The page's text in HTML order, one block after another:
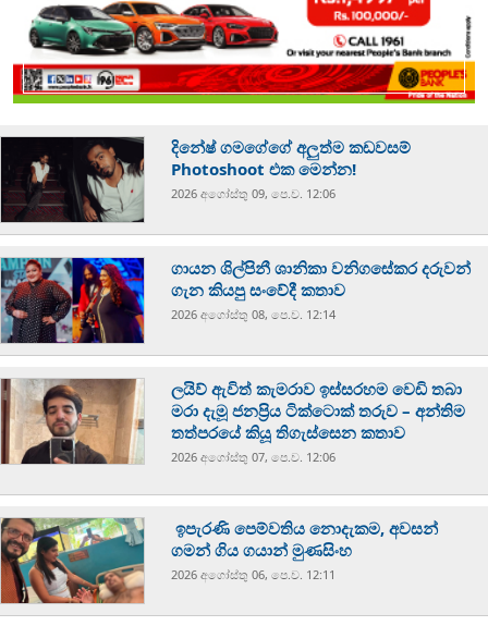
දිනේෂ් ගමගේගේ අලුත්ම කඩවසම්
Photoshoot එක මෙන්න!
2026 අගෝස්‍තු 09, පෙ.ව. 12:06
ගායන ශිල්පිනී ශානිකා වනිගසේකර දරුවන්
ගැන කියපු සංවේදී කතාව
2026 අගෝස්‍තු 08, පෙ.ව. 12:14
ලයිව් ඇවිත් කැමරාව ඉස්සරහම වෙඩි තබා
මරා දැමූ ජනප්‍රිය ටික්ටොක් තරුව – අන්තිම
තත්පරයේ කියූ තිගැස්සෙන කතාව
2026 අගෝස්‍තු 07, පෙ.ව. 12:06
ඉපැරණි පෙම්වතිය නොදැකම, අවසන්
ගමන් ගිය ගයාන් මුණසිංහ
2026 අගෝස්‍තු 06, පෙ.ව. 12:11